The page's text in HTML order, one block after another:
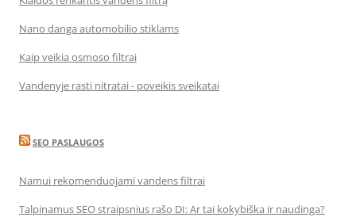
Nano danga automobilio stiklams
Kaip veikia osmoso filtrai
Vandenyje rasti nitratai - poveikis sveikatai
SEO PASLAUGOS
Namui rekomenduojami vandens filtrai
Talpinamus SEO straipsnius rašo DI: Ar tai kokybiška ir naudinga?